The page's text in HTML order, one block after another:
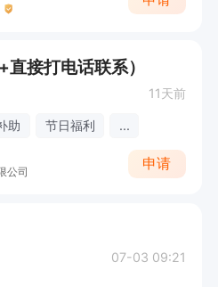
接打电话联系）
11天前
助 节日福利 ...
公司
申请
07-03 09:21